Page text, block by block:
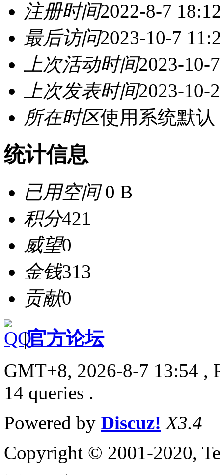
注册时间2022-8-7
最后访问2023-10-7
上次活动时间2023-10-
上次发表时间2023-10-
所在时区使用系统默认
统计信息
已用空间0 B
积分421
威望0
金钱313
贡献0
|官方论坛
GMT+8, 2026-8-7 13:54 ,
14 queries .
Powered by Discuz! X3.4
Copyright © 2001-2020,